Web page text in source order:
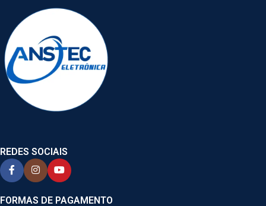
REDES SOCIAIS
FORMAS DE PAGAMENTO